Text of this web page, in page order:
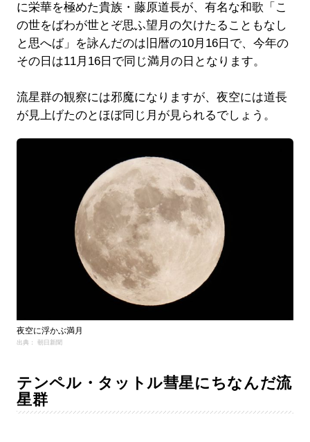
に栄華を極めた貴族・藤原道長が、有名な和歌「こ
の世をばわが世とぞ思ふ望月の欠けたることもなし
と思へば」を詠んだのは旧暦の10月16日で、今年の
その日は11月16日で同じ満月の日となります。
流星群の観察には邪魔になりますが、夜空には道長
が見上げたのとほぼ同じ月が見られるでしょう。
夜空に浮かぶ満月
出典： 朝日新聞
テンペル・タットル彗星にちなんだ流
星群